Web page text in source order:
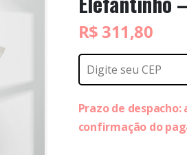
R$ 311,80
Prazo de
confirmação do